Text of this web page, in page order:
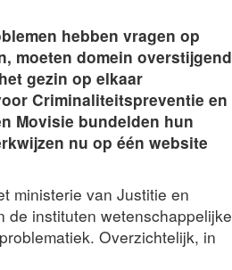
hebben vragen op
moeten domein overstijgend
gezin op elkaar
Criminaliteitspreventie en
Movisie bundelden hun
nu op één website
ministerie van Justitie en
de instituten wetenschappelijke
Overzichtelijk, in